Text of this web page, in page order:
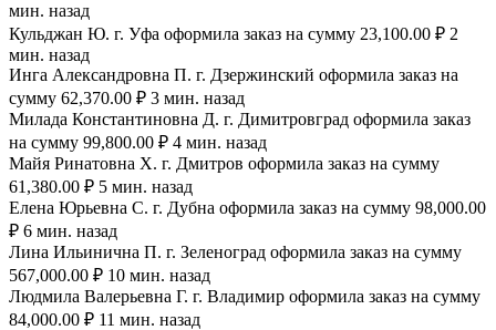
мин. назад
Кульджан Ю. г. Уфа оформила заказ на сумму 23,100.00 ₽ 2
мин. назад
Инга Александровна П. г. Дзержинский оформила заказ на
сумму 62,370.00 ₽ 3 мин. назад
Милада Константиновна Д. г. Димитровград оформила заказ
на сумму 99,800.00 ₽ 4 мин. назад
Майя Ринатовна Х. г. Дмитров оформила заказ на сумму
61,380.00 ₽ 5 мин. назад
Елена Юрьевна С. г. Дубна оформила заказ на сумму 98,000.00
₽ 6 мин. назад
Лина Ильинична П. г. Зеленоград оформила заказ на сумму
567,000.00 ₽ 10 мин. назад
Людмила Валерьевна Г. г. Владимир оформила заказ на сумму
84,000.00 ₽ 11 мин. назад